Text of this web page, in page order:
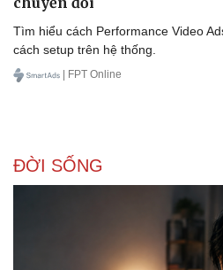
Tìm hiểu cách Performance Video
cách setup trên hệ thống.
| FPT Online
ĐỜI SỐNG